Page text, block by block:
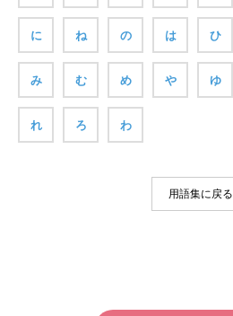
に ね の は ひ
み む め や ゆ
れ ろ わ
用語集に戻る